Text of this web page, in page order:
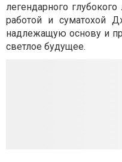
легендарного
работой и суматохой
надлежащую основу и
светлое будущее.